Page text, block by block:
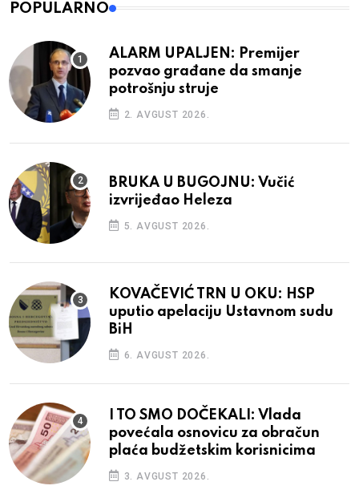
POPULARNO
ALARM UPALJEN: Premijer
pozvao građane da smanje
potrošnju struje
2. AVGUST 2026.
BRUKA U BUGOJNU: Vučić
izvrijeđao Heleza
5. AVGUST 2026.
KOVAČEVIĆ TRN U OKU: HSP
uputio apelaciju Ustavnom sudu
BiH
6. AVGUST 2026.
I TO SMO DOČEKALI: Vlada
povećala osnovicu za obračun
plaća budžetskim korisnicima
3. AVGUST 2026.